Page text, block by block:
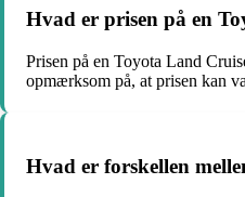
Hvad er prisen på en
Prisen på en Toyota Land
opmærksom på, at prisen kan
Hvad er forskellen